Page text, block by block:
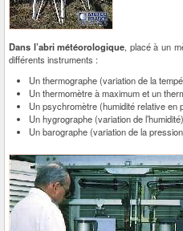
Dans l’abri météorologique, placé à un
différents instruments :
Un thermographe (variation de la
Un thermomètre à maximum et un
Un psychromètre (humidité relative en
Un hygrographe (variation de l’humidité)
Un barographe (variation de la